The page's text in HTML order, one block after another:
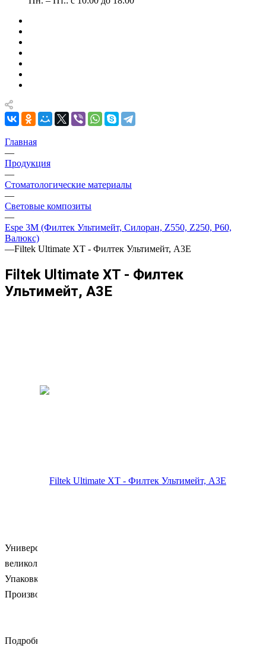
Главная
—
Продукция
—
Стоматологические материалы
—
Световые композиты
—
Espe 3M (Филтек Ультимейт, Силоран, Z550, Z250, P60,
Валюкс)
—Filtek Ultimate XT - Филтек Ультимейт, A3E
Filtek Ultimate XT - Филтек
Ультимейт, A3E
Универсальный высокоэстетичный нанокомпозит c
великолепными рабочими характеристиками.
Упаковка: шприц 4гр. - цвет A3E
Производитель: 3М (США).
Подробности